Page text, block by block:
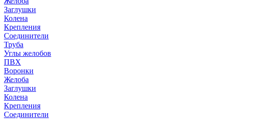
Заглушки
Колена
Крепления
Соединители
Труба
Углы желобов
ПВХ
Воронки
Желоба
Заглушки
Колена
Крепления
Соединители